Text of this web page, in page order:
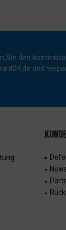
Sie den
und